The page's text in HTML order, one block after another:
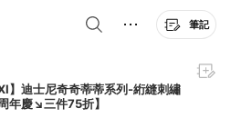
筆記
】迪士尼奇奇蒂蒂系列-絎縫刺繡
年慶↘三件75折】